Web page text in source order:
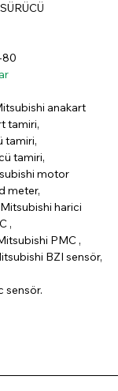
80
anakart
tamiri,
tamiri,
tamiri,
motor
meter,
harici
,
PMC ,
BZI sensör,
sensör.